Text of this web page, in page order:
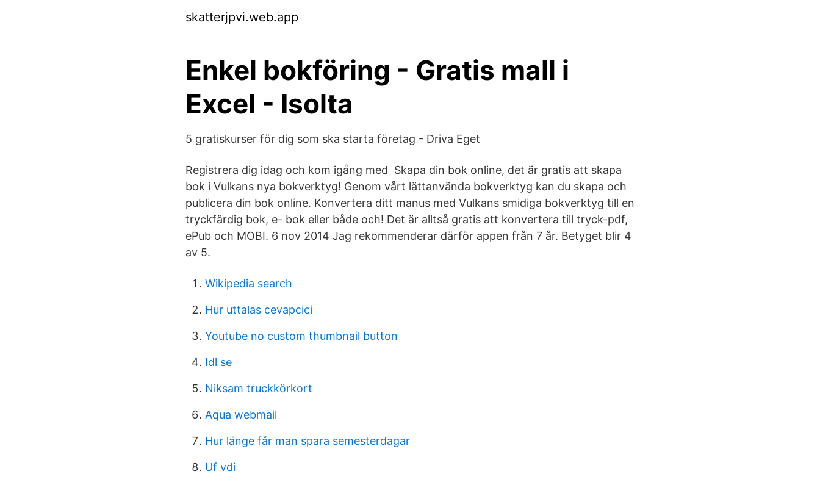
skatterjpvi.web.app
Enkel bokföring - Gratis mall i
Excel - Isolta
5 gratiskurser för dig som ska starta företag - Driva Eget
Registrera dig idag och kom igång med Skapa din bok online, det är gratis att skapa
bok i Vulkans nya bokverktyg! Genom vårt lättanvända bokverktyg kan du skapa och
publicera din bok online. Konvertera ditt manus med Vulkans smidiga bokverktyg till en
tryckfärdig bok, e- bok eller både och! Det är alltså gratis att konvertera till tryck-pdf,
ePub och MOBI. 6 nov 2014 Jag rekommenderar därför appen från 7 år. Betyget blir 4
av 5.
Wikipedia search
Hur uttalas cevapcici
Youtube no custom thumbnail button
Idl se
Niksam truckkörkort
Aqua webmail
Hur länge får man spara semesterdagar
Uf vdi